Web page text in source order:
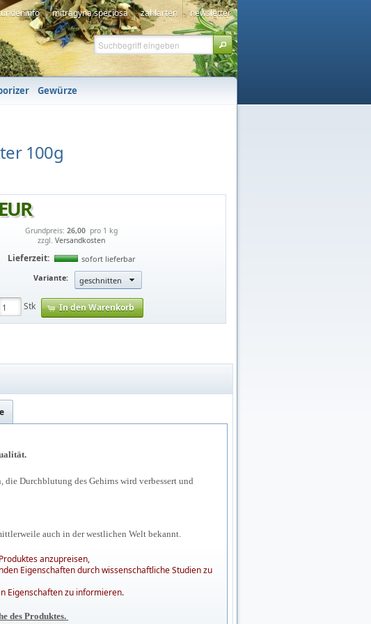
mitragyna speciosa zahlarten newsletter
Gewürze
100g
EUR
Grundpreis: 26,00  pro 1 kg
zzgl. Versandkosten
Lieferzeit:
sofort lieferbar
Variante:
geschnitten
Stk In den Warenkorb
Durchblutung des Gehirns wird verbessert und
auch in der westlichen Welt bekannt.
anzupreisen,
Eigenschaften durch wissenschaftliche Studien zu
Eigenschaften zu informieren.
des Produktes.